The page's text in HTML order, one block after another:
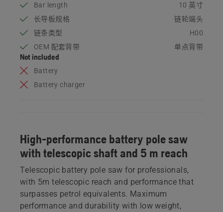
Bar length
10 英寸
长导板规格
链轮端头
链条类型
H00
OEM 配套背带
单点背带
Not included
Battery
Battery charger
High-performance battery pole saw
with telescopic shaft and 5 m reach
Telescopic battery pole saw for professionals,
with 5m telescopic reach and performance that
surpasses petrol equivalents. Maximum
performance and durability with low weight,